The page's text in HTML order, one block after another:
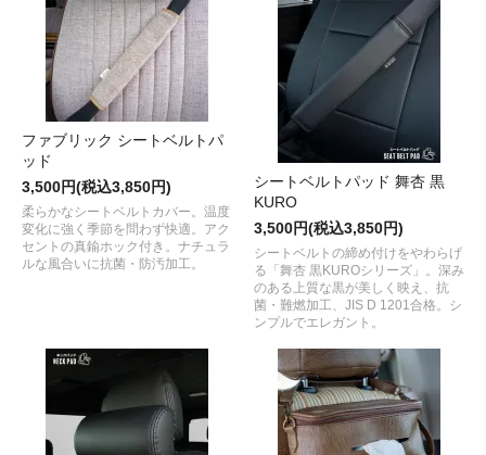
ファブリック シートベルトパ
ッド
3,500円(税込3,850円)
柔らかなシートベルトカバー。温度
変化に強く季節を問わず快適。アク
セントの真鍮ホック付き。ナチュラ
ルな風合いに抗菌・防汚加工。
シートベルトパッド 舞杏 黒
KURO
3,500円(税込3,850円)
シートベルトの締め付けをやわらげ
る「舞杏 黒KUROシリーズ」。深み
のある上質な黒が美しく映え、抗
菌・難燃加工、JIS D 1201合格。シ
ンプルでエレガント。